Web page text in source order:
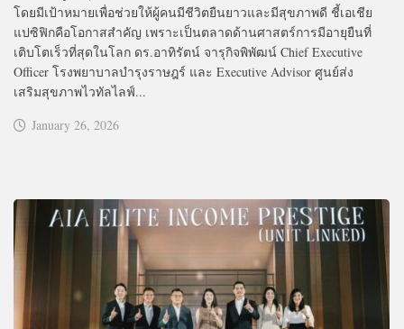
โดยมีเป้าหมายเพื่อช่วยให้ผู้คนมีชีวิตยืนยาวและมีสุขภาพดี ชี้เอเชีย
แปซิฟิกคือโอกาสสำคัญ เพราะเป็นตลาดด้านศาสตร์การมีอายุยืนที่
เติบโตเร็วที่สุดในโลก ดร.อาทิรัตน์ จารุกิจพิพัฒน์ Chief Executive
Officer โรงพยาบาลบำรุงราษฎร์ และ Executive Advisor ศูนย์ส่ง
เสริมสุขภาพไวทัลไลฟ์...
January 26, 2026